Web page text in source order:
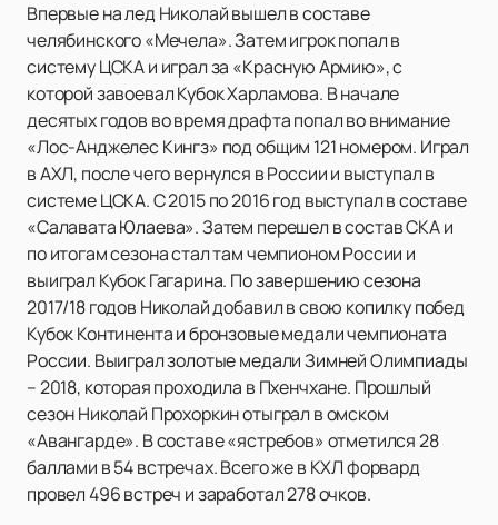
Впервые на лед Николай вышел в составе
челябинского «Мечела». Затем игрок попал в
систему ЦСКА и играл за «Красную Армию», с
которой завоевал Кубок Харламова. В начале
десятых годов во время драфта попал во внимание
«Лос-Анджелес Кингз» под общим 121 номером. Играл
в АХЛ, после чего вернулся в России и выступал в
системе ЦСКА. С 2015 по 2016 год выступал в составе
«Салавата Юлаева». Затем перешел в состав СКА и
по итогам сезона стал там чемпионом России и
выиграл Кубок Гагарина. По завершению сезона
2017/18 годов Николай добавил в свою копилку побед
Кубок Континента и бронзовые медали чемпионата
России. Выиграл золотые медали Зимней Олимпиады
– 2018, которая проходила в Пхенчхане. Прошлый
сезон Николай Прохоркин отыграл в омском
«Авангарде». В составе «ястребов» отметился 28
баллами в 54 встречах. Всего же в КХЛ форвард
провел 496 встреч и заработал 278 очков.